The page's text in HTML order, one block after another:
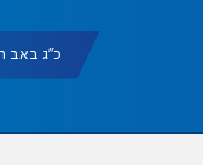
כ"ג באב תשפ"ו